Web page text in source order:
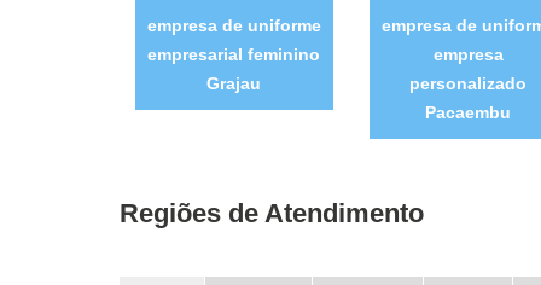
empresa de uniforme
empresarial feminino
Grajau
empresa de
empresa
personalizado
Pacaembu
Regiões de Atendimento